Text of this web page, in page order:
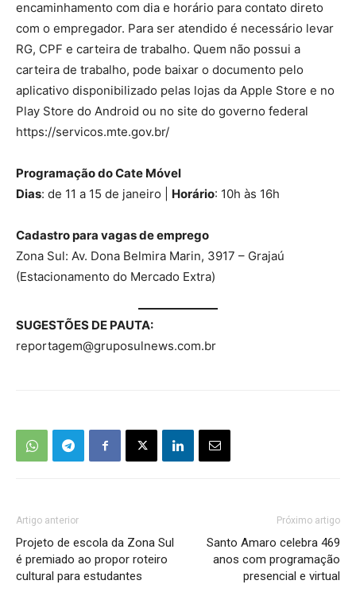
encaminhamento com dia e horário para contato direto
com o empregador. Para ser atendido é necessário levar
RG, CPF e carteira de trabalho. Quem não possui a
carteira de trabalho, pode baixar o documento pelo
aplicativo disponibilizado pelas lojas da Apple Store e no
Play Store do Android ou no site do governo federal
https://servicos.mte.gov.br/
Programação do Cate Móvel
Dias: de 11 a 15 de janeiro | Horário: 10h às 16h
Cadastro para vagas de emprego
Zona Sul: Av. Dona Belmira Marin, 3917 – Grajaú
(Estacionamento do Mercado Extra)
SUGESTÕES DE PAUTA:
reportagem@gruposulnews.com.br
Artigo anterior
Projeto de escola da Zona Sul
é premiado ao propor roteiro
cultural para estudantes
Próximo artigo
Santo Amaro celebra 469
anos com programação
presencial e virtual